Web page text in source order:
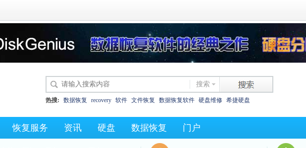
搜索
热搜: 数据恢复 recovery 软件 文件恢复 数据恢复软件 硬盘维修 希捷硬盘
KC43 保险 西数电路板 效率源dc
恢复服务 资讯 硬盘 数据恢复 门户